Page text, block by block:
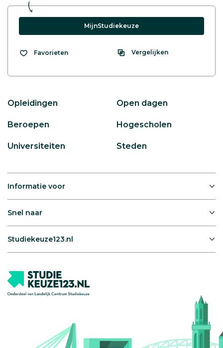
MijnStudiekeuze
Favorieten Vergelijken
Opleidingen Open dagen
Beroepen Hogescholen
Universiteiten Steden
Informatie voor
Snel naar
Studiekeuze123.nl